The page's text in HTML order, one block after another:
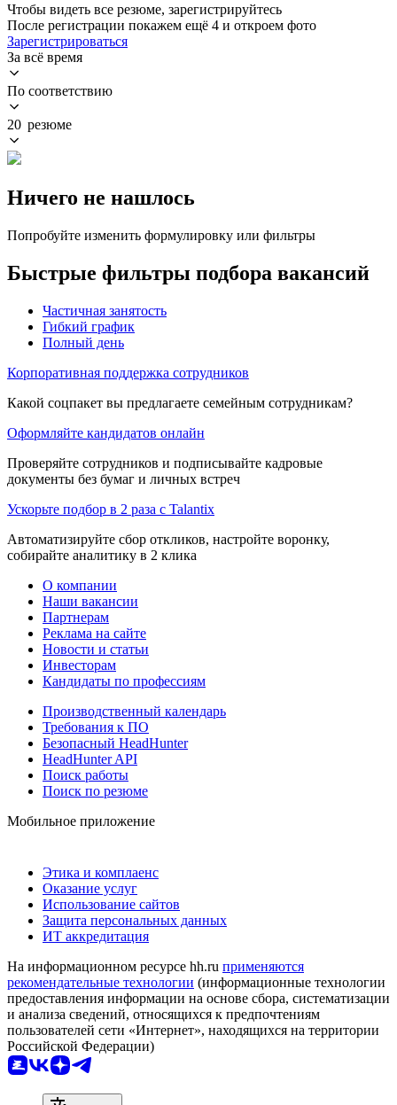
Чтобы видеть все резюме, зарегистрируйтесь
После регистрации покажем ещё 4 и откроем фото
Зарегистрироваться
За всё время
По соответствию
20 резюме
Ничего не нашлось
Попробуйте изменить формулировку или фильтры
Быстрые фильтры подбора вакансий
Частичная занятость
Гибкий график
Полный день
Корпоративная поддержка сотрудников
Какой соцпакет вы предлагаете семейным сотрудникам?
Оформляйте кандидатов онлайн
Проверяйте сотрудников и подписывайте кадровые
документы без бумаг и личных встреч
Ускорьте подбор в 2 раза с Talantix
Автоматизируйте сбор откликов, настройте воронку,
собирайте аналитику в 2 клика
О компании
Наши вакансии
Партнерам
Реклама на сайте
Новости и статьи
Инвесторам
Кандидаты по профессиям
Производственный календарь
Требования к ПО
Безопасный HeadHunter
HeadHunter API
Поиск работы
Поиск по резюме
Мобильное приложение
Этика и комплаенс
Оказание услуг
Использование сайтов
Защита персональных данных
ИТ аккредитация
На информационном ресурсе hh.ru применяются
рекомендательные технологии (информационные технологии
предоставления информации на основе сбора, систематизации
и анализа сведений, относящихся к предпочтениям
пользователей сети «Интернет», находящихся на территории
Российской Федерации)